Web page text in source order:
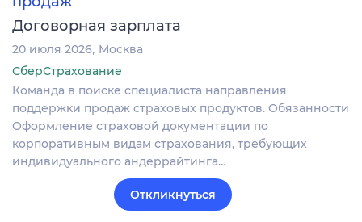
Договорная зарплата
20 июля 2026 Москва
СберСтрахование
Команда в поиске специалиста направления
поддержки продаж страховых продуктов. Обязанности
Оформление страховой документации по
корпоративным видам страхования, требующих
индивидуального андеррайтинга…
Откликнуться